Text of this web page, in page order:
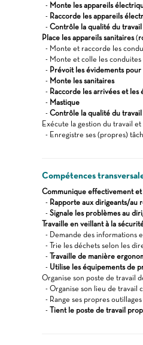
- Monte les appareils
- Raccorde les appareils
- Contrôle la qualité du
Place les appareils sanitaires(
- Monte et raccorde les
- Monte et colle les
- Prévoit les évidements
- Monte les sanitaires
- Raccorde les arrivées et les
- Mastique
- Contrôle la qualité du
Exécute la gestion du travail
- Enregistre ses (propres)
Compétences
Communique effectivement
- Rapporte aux dirigeants/au
- Signale les problèmes au
Travaille en veillant à la
- Demande des informations
- Trie les déchets selon les
- Travaille de manière
- Utilise les équipements de
Organise son poste de travail
- Organise son lieu de travail
- Range ses propres
- Tient le poste de travail